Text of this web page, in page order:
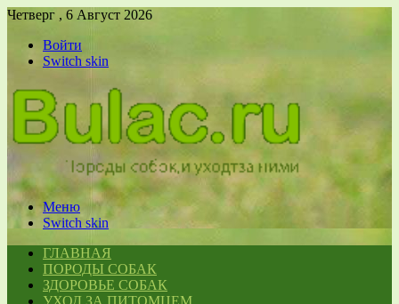
Четверг , 6 Август 2026
Войти
Switch skin
Меню
Switch skin
ГЛАВНАЯ
ПОРОДЫ СОБАК
ЗДОРОВЬЕ СОБАК
УХОД ЗА ПИТОМЦЕМ